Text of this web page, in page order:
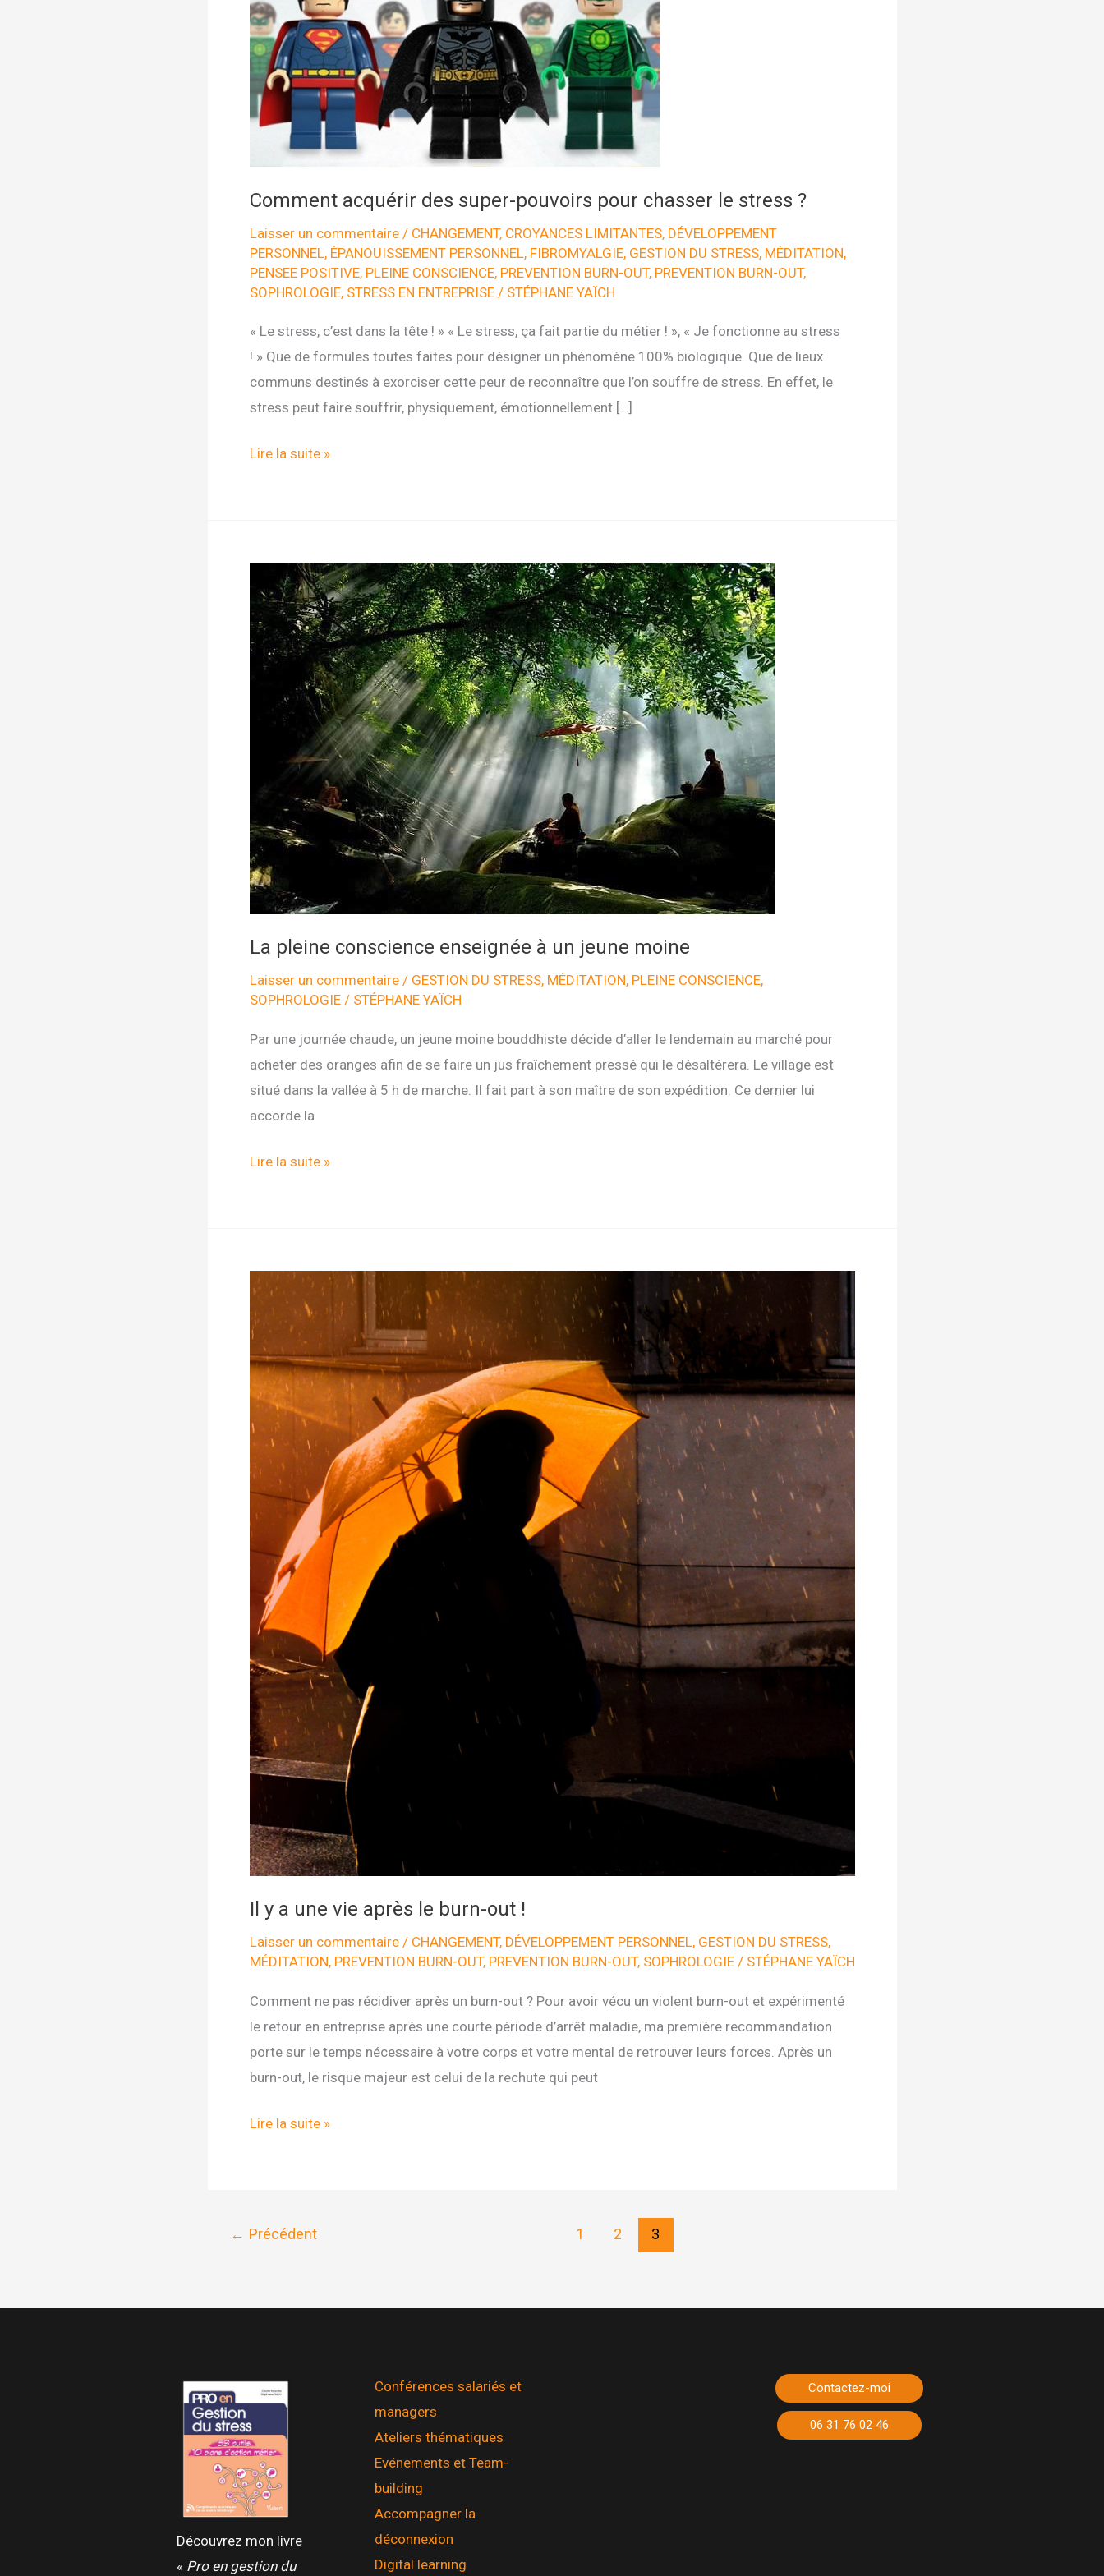
Comment acquérir des super-pouvoirs pour chasser le stress ?
Laisser un commentaire / CHANGEMENT, CROYANCES LIMITANTES, DÉVELOPPEMENT
PERSONNEL, ÉPANOUISSEMENT PERSONNEL, FIBROMYALGIE, GESTION DU STRESS, MÉDITATION,
PENSEE POSITIVE, PLEINE CONSCIENCE, PREVENTION BURN-OUT, PREVENTION BURN-OUT,
SOPHROLOGIE, STRESS EN ENTREPRISE/ STÉPHANE YAÏCH
« Le stress, c’est dans la tête ! » « Le stress, ça fait partie du métier ! », « Je fonctionne au stress
! » Que de formules toutes faites pour désigner un phénomène 100% biologique. Que de lieux
communs destinés à exorciser cette peur de reconnaître que l’on souffre de stress. En effet, le
stress peut faire souffrir, physiquement, émotionnellement […]
Comment
chasser
le
stress
Lire la suite »
La pleine conscience enseignée à un jeune moine
Laisser un commentaire / GESTION DU STRESS, MÉDITATION, PLEINE CONSCIENCE,
SOPHROLOGIE/ STÉPHANE YAÏCH
Par une journée chaude, un jeune moine bouddhiste décide d’aller le lendemain au marché pour
acheter des oranges afin de se faire un jus fraîchement pressé qui le désaltérera. Le village est
situé dans la vallée à 5 h de marche. Il fait part à son maître de son expédition. Ce dernier lui
accorde la
La
un
jeune
moine
Lire la suite »
Il y a une vie après le burn-out !
Laisser un commentaire / CHANGEMENT, DÉVELOPPEMENT PERSONNEL, GESTION DU STRESS,
MÉDITATION, PREVENTION BURN-OUT, PREVENTION BURN-OUT, SOPHROLOGIE/ STÉPHANE YAÏCH
Comment ne pas récidiver après un burn-out ? Pour avoir vécu un violent burn-out et expérimenté
le retour en entreprise après une courte période d’arrêt maladie, ma première recommandation
porte sur le temps nécessaire à votre corps et votre mental de retrouver leurs forces. Après un
burn-out, le risque majeur est celui de la rechute qui peut
Il
vie
Lire la suite »
← Précédent 1 2 3
Découvrez mon livre
« Pro en gestion du
Conférences salariés et
managers
Ateliers thématiques
Evénements et Team-
building
Accompagner la
déconnexion
Digital learning
Contactez-moi
06 31 76 02 46